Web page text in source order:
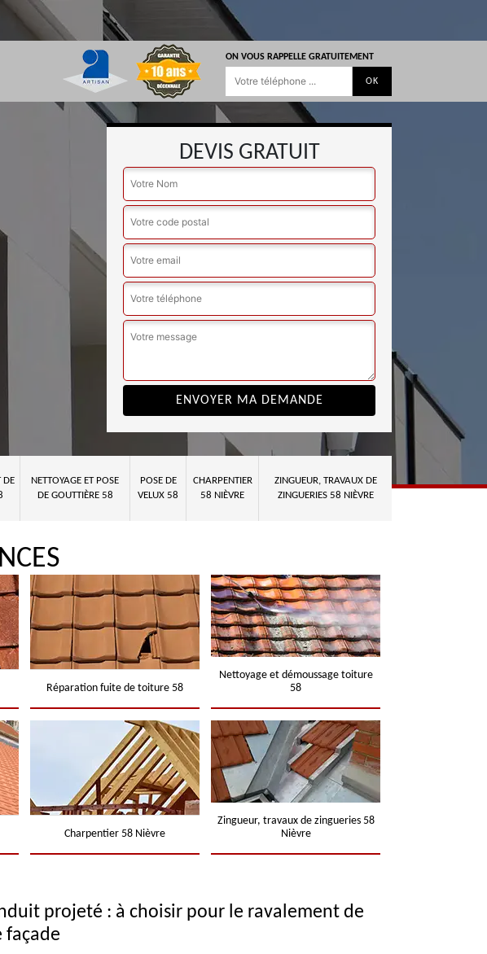
ON VOUS RAPPELLE GRATUITEMENT
DEVIS GRATUIT
DE
NETTOYAGE ET POSE
DE GOUTTIÈRE 58
POSE DE
VELUX 58
CHARPENTIER
58 NIÈVRE
ZINGUEUR, TRAVAUX DE
ZINGUERIES 58 NIÈVRE
Réparation fuite de toiture 58
Nettoyage et démoussage toiture
58
Charpentier 58 Nièvre
Zingueur, travaux de zingueries 58
Nièvre
projeté : à choisir pour le ravalement de
façade